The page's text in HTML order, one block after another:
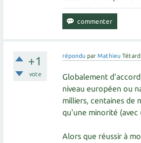
+1
vote
répondu parMathieu
Globalement
niveau européen ou
milliers, centaines de
qu'une minorité (avec
Alors que réussir à